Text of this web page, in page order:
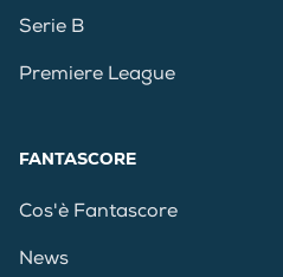
Serie B
Premiere League
FANTASCORE
Cos'è Fantascore
News